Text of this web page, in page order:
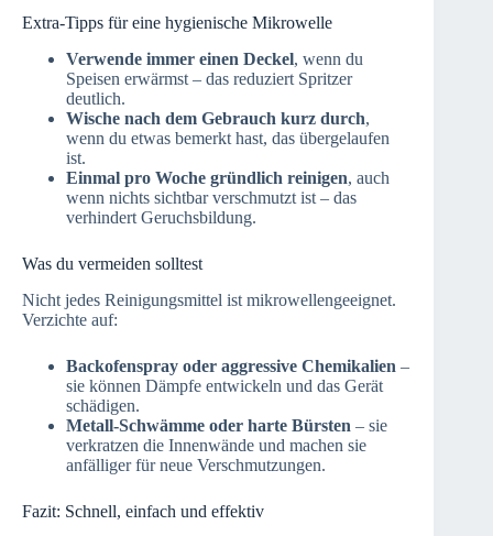
Extra-Tipps für eine hygienische Mikrowelle
Verwende immer einen Deckel, wenn du
Speisen erwärmst – das reduziert Spritzer
deutlich.
Wische nach dem Gebrauch kurz durch,
wenn du etwas bemerkt hast, das übergelaufen
ist.
Einmal pro Woche gründlich reinigen, auch
wenn nichts sichtbar verschmutzt ist – das
verhindert Geruchsbildung.
Was du vermeiden solltest
Nicht jedes Reinigungsmittel ist mikrowellengeeignet.
Verzichte auf:
Backofenspray oder aggressive Chemikalien –
sie können Dämpfe entwickeln und das Gerät
schädigen.
Metall-Schwämme oder harte Bürsten – sie
verkratzen die Innenwände und machen sie
anfälliger für neue Verschmutzungen.
Fazit: Schnell, einfach und effektiv